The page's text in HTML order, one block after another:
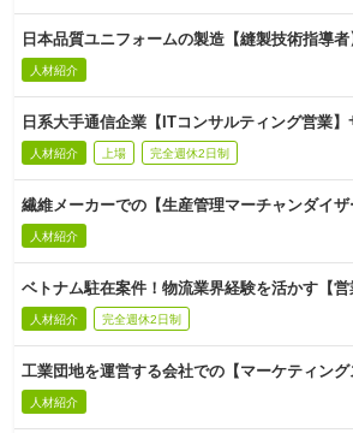
日本品質ユニフォームの製造【縫製技術指導
人材紹介
日系大手通信企業【ITコンサルティング営業
人材紹介 上場 完全週休2日制
繊維メーカーでの【生産管理マーチャンダイ
人材紹介
ベトナム駐在案件！物流業界経験を活かす【営
人材紹介 完全週休2日制
工業団地を運営する会社での【マーケティング
人材紹介